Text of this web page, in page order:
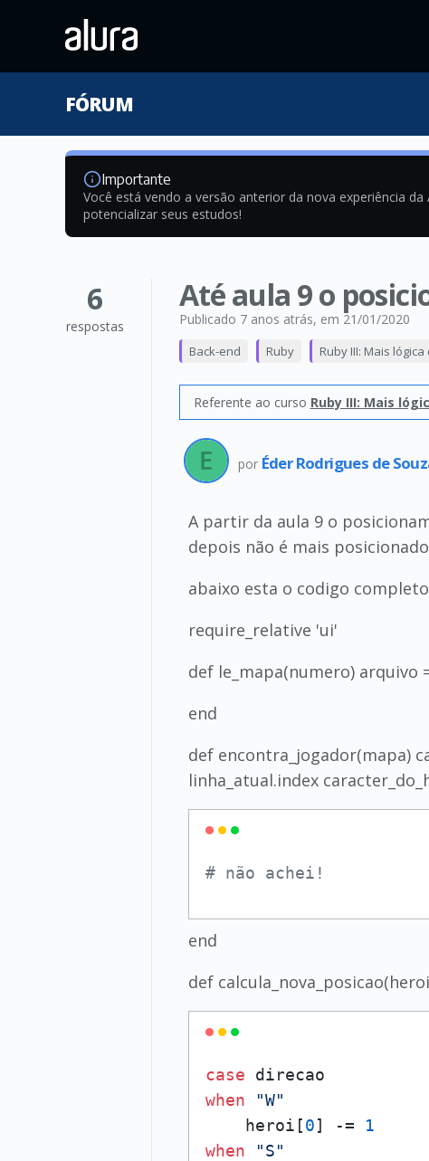
FÓRUM
Importante
Você está vendo a versão anterior da nova experiência
potencializar seus estudos!
6
respostas
Até aula 9 o
Publicado 7 anos atrás, em 21/01/2020
Back-end Ruby Ruby III: Mais
Referente ao curso Ruby III: Mais
por Éder Rodrigues de
A partir da aula 9 o
depois não é mais
abaixo esta o codigo
require_relative 'ui'
def le_mapa(numero)
end
def encontra_jogador(mapa)
linha_atual.index
# não achei!
end
def
case
when
"W"
    heroi[
0] -=
1
when
"S"